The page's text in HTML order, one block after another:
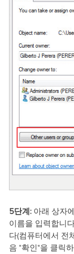
5단계: 아래 상자
이름을 입력합니
다(컴퓨터에서 전
음 "확인"을 클릭